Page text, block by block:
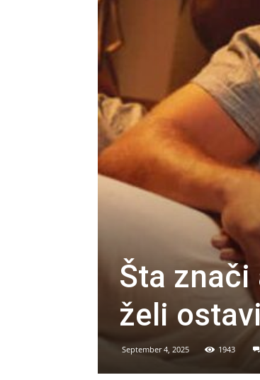
Šta znači
želi
September 4, 2025 1943